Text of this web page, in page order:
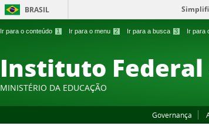
Ir para o conteúdo 1 Ir para o menu 2 Ir para a busca 3 Ir para
BRASIL
Instituto Federal
MINISTÉRIO DA EDUCAÇÃO
Governança